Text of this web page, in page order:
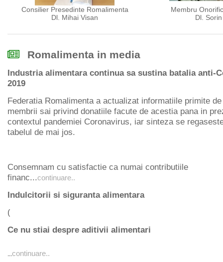
Consilier Presedinte Romalimenta
Dl. Mihai Visan
Membru
Dl.
Romalimenta in media
Industria alimentara continua sa sustina batalia anti-
2019
Federatia Romalimenta a actualizat informatiile primite
membrii sai privind donatiile facute de acestia pana in
contextul pandemiei Coronavirus, iar sinteza se
tabelul de mai jos.
Consemnam cu satisfactie ca numai contributiile
financ...continuare..
Indulcitorii si siguranta alimentara
(
Ce nu stiai despre aditivii alimentari
...continuare..